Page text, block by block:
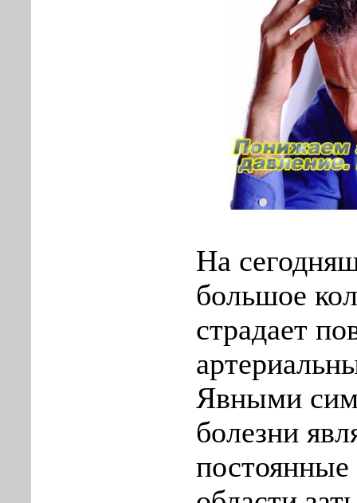
На
большое
страдает
Явными
болезни